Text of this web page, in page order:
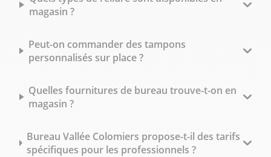
magasin ?
Peut-on commander des tampons
personnalisés sur place ?
Quelles fournitures de bureau trouve-t-on en
magasin ?
Bureau Vallée Colomiers propose-t-il des tarifs
spécifiques pour les professionnels ?